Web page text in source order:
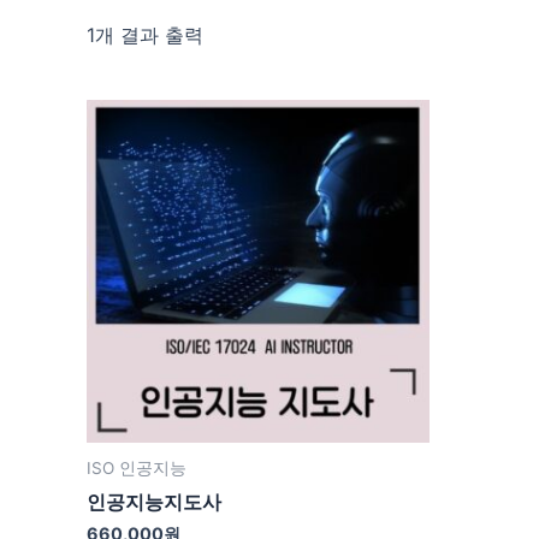
1개 결과 출력
ISO 인공지능
인공지능지도사
660,000원